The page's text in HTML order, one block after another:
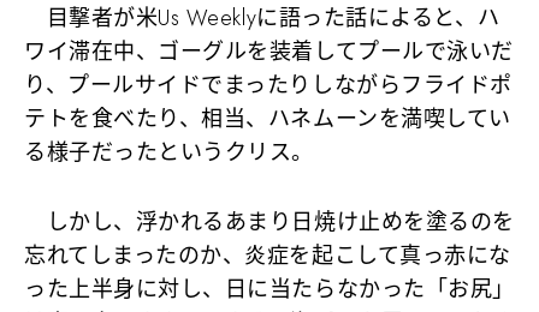
目撃者が米Us Weeklyに語った話によると、ハ
ワイ滞在中、ゴーグルを装着してプールで泳いだ
り、プールサイドでまったりしながらフライドポ
テトを食べたり、相当、ハネムーンを満喫してい
る様子だったというクリス。
しかし、浮かれるあまり日焼け止めを塗るのを
忘れてしまったのか、炎症を起こして真っ赤にな
った上半身に対し、日に当たらなかった「お尻」